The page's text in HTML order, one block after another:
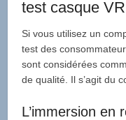
test casque VR
Si vous utilisez un
test des
sont considérées
de qualité. Il s’agit du
L’immersion en